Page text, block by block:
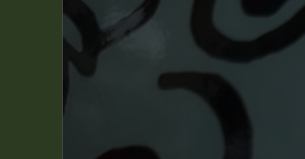
Filtrer par personnage(s)